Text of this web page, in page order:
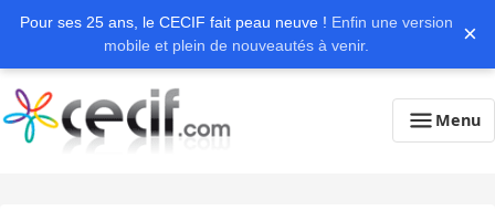
Pour ses 25 ans, le CECIF fait peau neuve ! Enfin une version
mobile et plein de nouveautés à venir.
×
Menu